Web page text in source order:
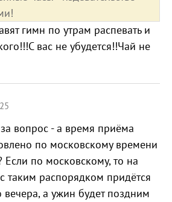
гимн по утрам распевать и
вас не убудется!!Чай не
вопрос - а время приёма
по московскому времени
Если по московскому, то на
таким распорядком придётся
вечера, а ужин будет поздним